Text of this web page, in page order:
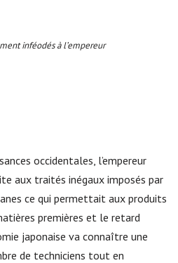
inféodés à l’empereur
occidentales, l’empereur
aux traités inégaux imposés par
ce qui permettait aux produits
premières et le retard
japonaise va connaître une
de techniciens tout en